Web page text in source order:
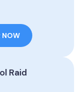
NOW
Raid